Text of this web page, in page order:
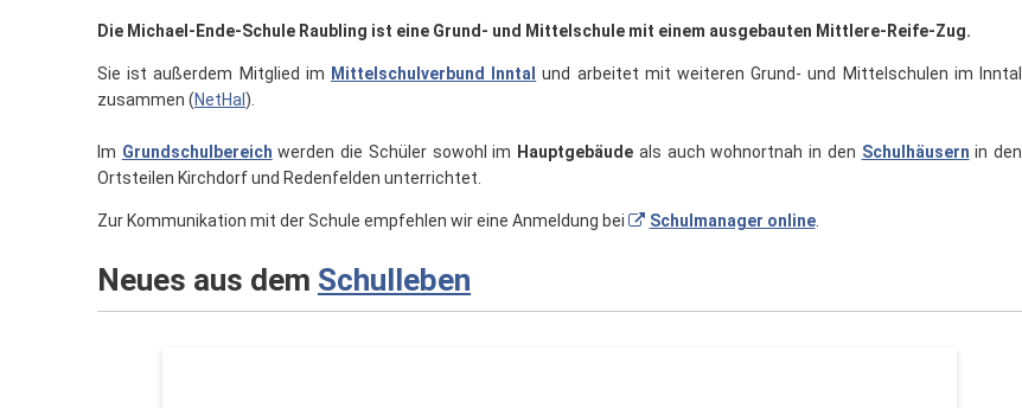
Die Michael-Ende-Schule Raubling ist eine Grund- und Mittelschule mit einem ausgebauten Mittlere-Reife-Zug.
Sie ist außerdem Mitglied im Mittelschulverbund Inntal
und arbeitet mit weiteren Grund- und Mittelschulen im Inntal
zusammen (NetHaI ).
Im Grundschulbereich werden die Schüler sowohl im Hauptgebäude als auch wohnortnah in den Schulhäusern in den
Ortsteilen Kirchdorf und Redenfelden unterrichtet.
Zur Kommunikation mit der Schule empfehlen wir eine Anmeldung bei Schulmanager online.
Neues aus dem Schulleben